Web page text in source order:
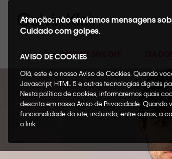
SALE ATÉ 50% OFF
Atenção: não enviamos mensagens
Cuidado com golpes.
AVISO DE COOKIES
Olá, este é o nosso Aviso de Cookies. Quando
Javascript, HTML 5 e outras tecnologias digitais
Nesta política de cookies, informaremos quais
descrita em nosso Aviso de Privacidade.
funcionalidade do site, incluindo, entre outros, a
o link.